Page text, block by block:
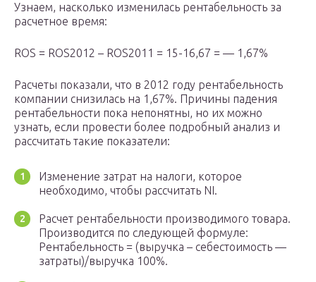
Узнаем, насколько изменилась рентабельность за
расчетное время:
ROS = ROS2012 – ROS2011 = 15-16,67 = — 1,67%
Расчеты показали, что в 2012 году рентабельность
компании снизилась на 1,67%. Причины падения
рентабельности пока непонятны, но их можно
узнать, если провести более подробный анализ и
рассчитать такие показатели:
Изменение затрат на налоги, которое
необходимо, чтобы рассчитать NI.
Расчет рентабельности производимого товара.
Производится по следующей формуле:
Рентабельность = (выручка – себестоимость —
затраты)/выручка 100%.